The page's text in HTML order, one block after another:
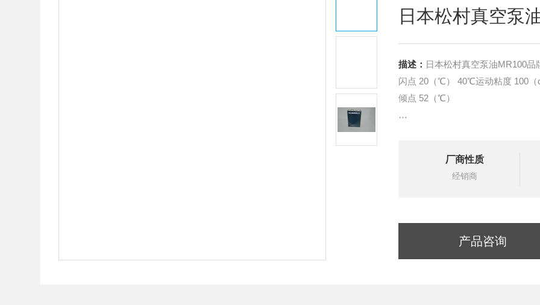
日本松村真空泵
描述： 日本松村真空泵油MR100
闪点 20（℃） 40℃运动粘度
倾点 52（℃）
成润滑油精馏的油回转式真空泵油
厂商性质
经销商
产品咨询